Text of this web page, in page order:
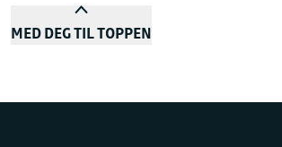
MED DEG TIL TOPPEN